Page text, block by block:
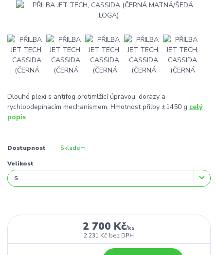
Dlouhé plexi s antifog protimlžící úpravou, dorazy a
rychloodepínacím mechanismem. Hmotnost přilby ±1450 g celý
popis
Dostupnost Skladem
Velikost
2 700 Kč/ks
2 231 Kč bez DPH